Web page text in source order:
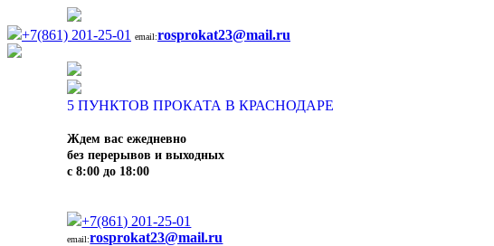
+7(861) 201-25-01 email:rosprokat23@mail.ru
5 ПУНКТОВ ПРОКАТА В КРАСНОДАРЕ
Ждем вас ежедневно
без перерывов и выходных
с 8:00 до 18:00
+7(861) 201-25-01
email:rosprokat23@mail.ru